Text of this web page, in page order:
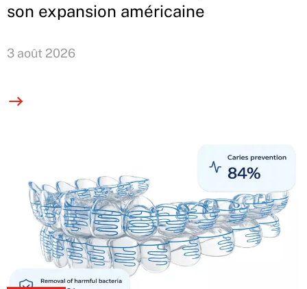
son expansion américaine
3 août 2026